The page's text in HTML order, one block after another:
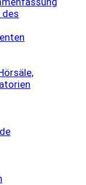
des